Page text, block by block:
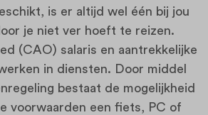
is er altijd wel één bij jou
je niet ver hoeft te reizen.
(CAO) salaris en aantrekkelijke
in diensten. Door middel
bestaat de mogelijkheid
voorwaarden een fiets, PC of